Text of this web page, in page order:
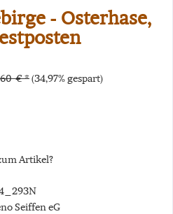
- Osterhase,
€ *(34,97% gespart)
Artikel?
Seiffen eG